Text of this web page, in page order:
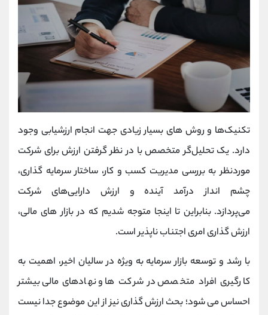
تکنیک‌ها و روش های بسیار زیادی جهت انجام ارزشیابی وجود
دارد. یک تحلیل‌گر متخصص با در نظر گرفتن ارزش برای شرکت
موردنظر به بررسی مدیریت کسب و کار، ساختار سرمایه گذاری،
چشم انداز درآمد آینده و ارزش دارایی‌های شرکت
می‌پردازد. بنابراین تا اینجا متوجه شدیم که در بازار های مالی،
ارزش گذاری امری اجتناب ناپذیر است.
با رشد و توسعه بازار سرمایه به ویژه در سالیان اخیر، اهمیت به
کارگیری افراد متخصص در شرکت ها و نهادهای مالی بیشتر
احساس می شود؛ بحث ارزش گذاری نیز از این موضوع جدا نیست